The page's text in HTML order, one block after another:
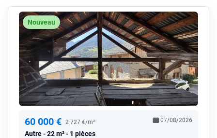
Nouveau
60 000 € 2 727 €/m²
Autre 22 m² - 1 pièces
07/08/2026